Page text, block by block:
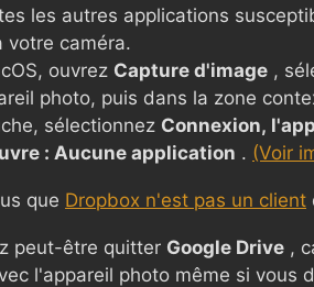
les autres applications
votre caméra.
ouvrez Capture d'image ,
photo, puis dans la zone
sélectionnez Connexion,
: Aucune application . (Voir
que Dropbox n'est pas un client
peut-être quitter Google Drive ,
l'appareil photo même si vous